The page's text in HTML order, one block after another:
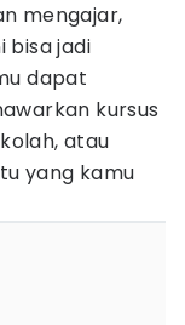
mengajar,
bisa jadi
dapat
kursus
atau
yang kamu